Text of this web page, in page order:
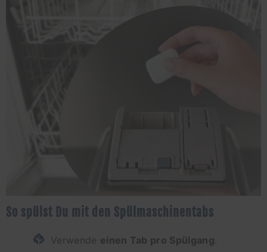
So spülst Du mit den Spülmaschinentabs
Verwende einen Tab pro Spülgang